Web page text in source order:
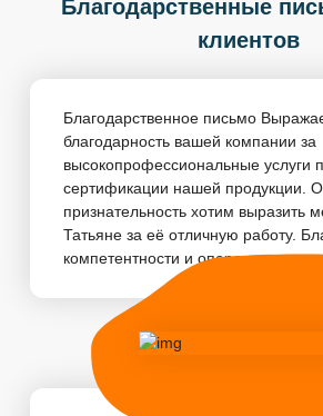
Благодарственные
клиентов
Благодарственное письмо
благодарность вашей компании за
высокопрофессиональные услуги
сертификации нашей продукции.
признательность хотим выразить
Татьяне за её отличную работу.
компетентности и оперативности,